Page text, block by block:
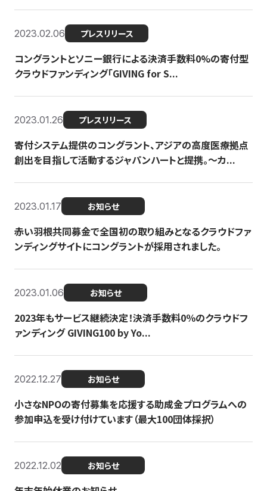
2023.02.06 プレスリリース
コングラントとソニー銀行による決済手数料0%の寄付型
クラウドファンディング「GIVING for S...
2023.01.26 プレスリリース
寄付システム提供のコングラント、アジアの高度医療拠点
創出を目指して活動するジャパンハートと提携。〜カ...
2023.01.17 お知らせ
赤い羽根共同募金で全国初の取り組みとなるクラウドファ
ンディングサイトにコングラントが採用されました。
2023.01.06 お知らせ
2023年もサービス継続決定！決済手数料0％のクラウドフ
ァンディング GIVING100 by Yo...
2022.12.27 お知らせ
小さなNPOの寄付募集を応援する助成金プログラムへの
参加申込を受け付けています（最大100団体採択）
2022.12.02 お知らせ